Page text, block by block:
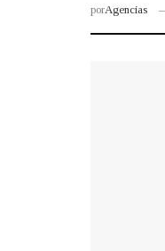
porAgencias